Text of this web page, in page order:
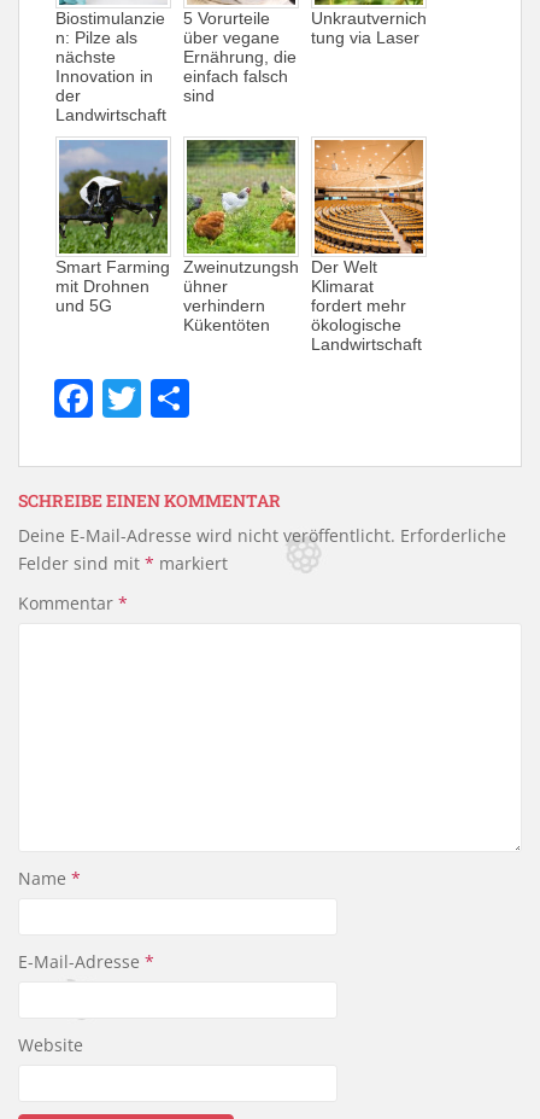
Biostimulanzie
n: Pilze als
nächste
Innovation in
der
Landwirtschaft
5 Vorurteile
über vegane
Ernährung, die
einfach falsch
sind
Unkrautvernich
tung via Laser
Smart Farming
mit Drohnen
und 5G
Zweinutzungsh
ühner
verhindern
Kükentöten
Der Welt
Klimarat
fordert mehr
ökologische
Landwirtschaft
F
c
e
b
o
T
itt
er
le
n
SCHREIBE EINEN KOMMENTAR
Deine E-Mail-Adresse wird nicht veröffentlicht. Erforderliche
Felder sind mit * markiert
Kommentar *
Name *
E-Mail-Adresse *
Website